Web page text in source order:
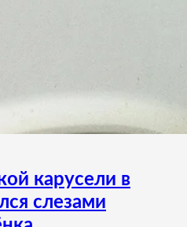
карусели в
слезами